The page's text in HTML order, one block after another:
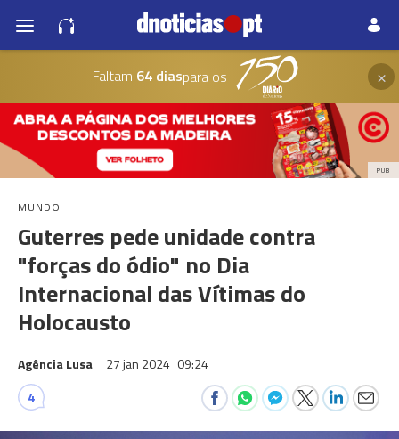
Faltam 64 diaspara os ×
PUB
MUNDO
Guterres pede unidade contra
"forças do ódio" no Dia
Internacional das Vítimas do
Holocausto
Agência Lusa 27 jan 2024 09:24
4